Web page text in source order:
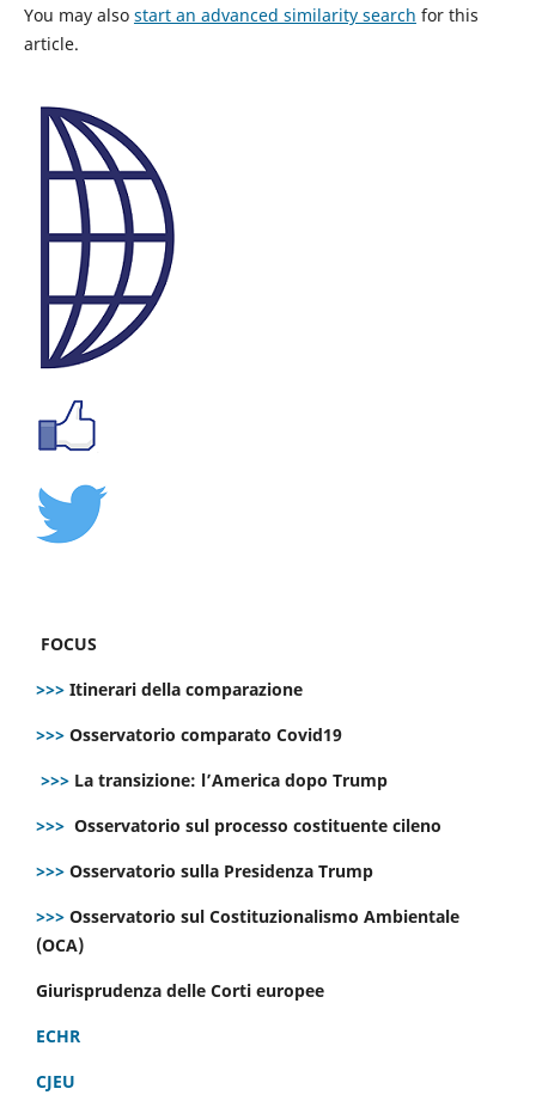
You may also start an advanced similarity search for this
article.
FOCUS
>>> Itinerari della comparazione
>>> Osservatorio comparato Covid19
>>> La transizione: l’America dopo Trump
>>> Osservatorio sul processo costituente cileno
>>> Osservatorio sulla Presidenza Trump
>>> Osservatorio sul Costituzionalismo Ambientale
(OCA)
Giurisprudenza delle Corti europee
ECHR
CJEU